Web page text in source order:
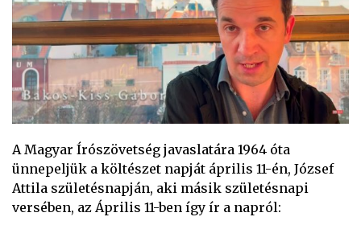
A Magyar Írószövetség javaslatára 1964 óta
ünnepeljük a költészet napját április 11-én, József
Attila születésnapján, aki másik születésnapi
versében, az Április 11-ben így ír a napról: